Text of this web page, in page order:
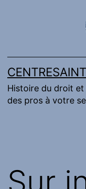
Histoire du droit et
des pros à votre
Sur